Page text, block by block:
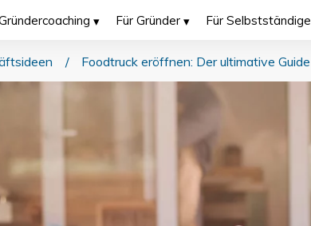
Für Gründer Für Selbstständige
/